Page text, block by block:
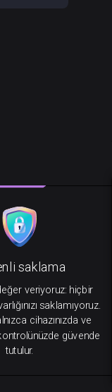
saklama
veriyoruz: hiçbir
saklamıyoruz.
cihazınızda ve
güvende
tutulur.